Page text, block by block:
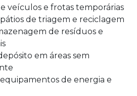
veículos e frotas temporárias
de triagem e reciclagem
de resíduos e
em áreas sem
de energia e